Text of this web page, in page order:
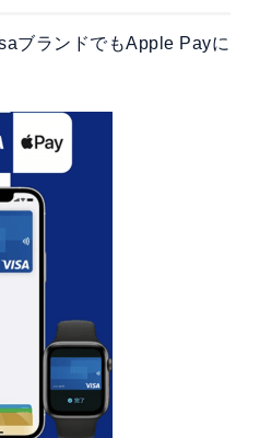
ブランドでもApple Payに